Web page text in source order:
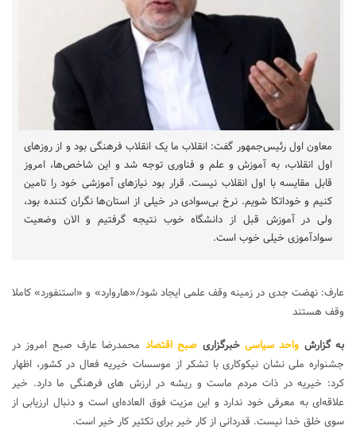
معاون اول رئیس‌جمهور گفت: انقلاب ما یک انقلاب فرهنگی بود و از روزهای
اول انقلاب، به آموزش و علم و فناوری توجه شد و این شاخص‌ها، امروز
قابل مقایسه با اول انقلاب نیست. قرار بود نیازهای آموزشی خود را تامین
کنیم و خوداتکا شویم. نرخ بی‌سوادی در خیلی از استان‌ها نگران کننده بود،
ولی در آموزش قبل از دانشگاه خوب نتیجه گرفتیم و الان وضعیت
سوادآموزی خیلی خوب است.
عارف: نهضت جدی در زمینه وقف علمی ایجاد شود/«هاروارد» و «استنفورد» کاملا
وقف هستند
به گزارش واحد سیاسی خبرگزاری صبح اقتصاد محمدرضا عارف صبح امروز در
جشنواره ملی نشان نیکوکاری با تشکر از موسسات خیریه فعال در کشور، اظهار
کرد: خیریه در ذات مردم ماست و ریشه در ارزش های فرهنگی ما دارد. خیر
علاقه‌ای به معرفی خود ندارد و این مزیت فوق العاده‌ای است و دنبال ارزیابی از
سوی خلق خدا نیست. قدردانی از کار خیر برای تکثیر کار خیر است.